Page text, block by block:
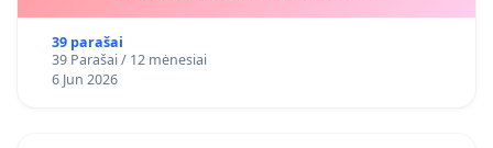
39 parašai
39 Parašai / 12 mėnesiai
6 Jun 2026